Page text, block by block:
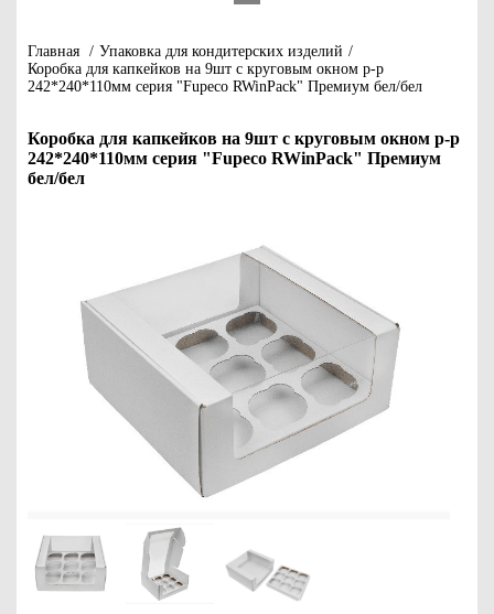
Главная / Упаковка для кондитерских изделий /
Коробка для капкейков на 9шт с круговым окном р-р
242*240*110мм серия "Fupeco RWinPack" Премиум бел/бел
Коробка для капкейков на 9шт с круговым окном р-р
242*240*110мм серия "Fupeco RWinPack" Премиум
бел/бел